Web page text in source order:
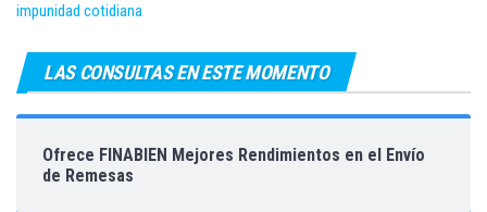
impunidad cotidiana
LAS CONSULTAS EN ESTE MOMENTO
Ofrece FINABIEN Mejores Rendimientos en el Envío
de Remesas